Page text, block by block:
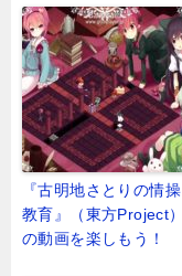
『古明地さとりの情操
教育』（東方Project）
の動画を楽しもう！